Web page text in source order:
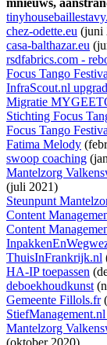
mnieuws,
chez-odette.eu (juni
casa-balthazar.eu
rsdfabrics.com -
Focus Tango
InfraScout.nl
Migratie
Stichting Focus
Focus Tango
Fatima Melody
swoop coaching
Mantelzorg
(juli 2021)
Steunpunt
Content
Content
ThuisInFrankrijk.nl
HA-IP toepassen
deboekhoudkunst
Gemeente Fillols.fr
Mantelzorg